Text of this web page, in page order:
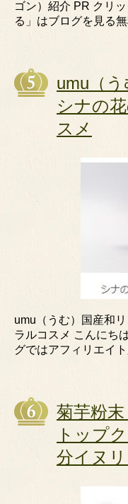
ゴン）紹介 PR クリ
る」はブログを見る
umu（う
シナの
スメ
umu（うむ）国産和
ラルコスメ こんにち
グではアフィリエイ
菊芋粉
トップ
分イヌ